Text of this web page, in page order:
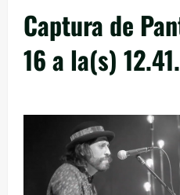
Captura de
16 a la(s)